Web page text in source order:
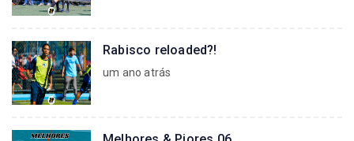
Rabisco reloaded?!
um ano atrás